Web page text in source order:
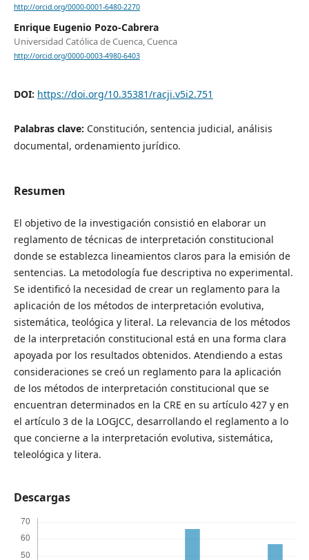
http://orcid.org/0000-0001-6480-2270
Enrique Eugenio Pozo-Cabrera
Universidad Católica de Cuenca, Cuenca
http://orcid.org/0000-0003-4980-6403
DOI: https://doi.org/10.35381/racji.v5i2.751
Palabras clave: Constitución, sentencia judicial, análisis
documental, ordenamiento jurídico.
Resumen
El objetivo de la investigación consistió en elaborar un
reglamento de técnicas de interpretación constitucional
donde se establezca lineamientos claros para la emisión de
sentencias. La metodología fue descriptiva no experimental.
Se identificó la necesidad de crear un reglamento para la
aplicación de los métodos de interpretación evolutiva,
sistemática, teológica y literal. La relevancia de los métodos
de la interpretación constitucional está en una forma clara
apoyada por los resultados obtenidos. Atendiendo a estas
consideraciones se creó un reglamento para la aplicación
de los métodos de interpretación constitucional que se
encuentran determinados en la CRE en su artículo 427 y en
el artículo 3 de la LOGJCC, desarrollando el reglamento a lo
que concierne a la interpretación evolutiva, sistemática,
teleológica y litera.
Descargas